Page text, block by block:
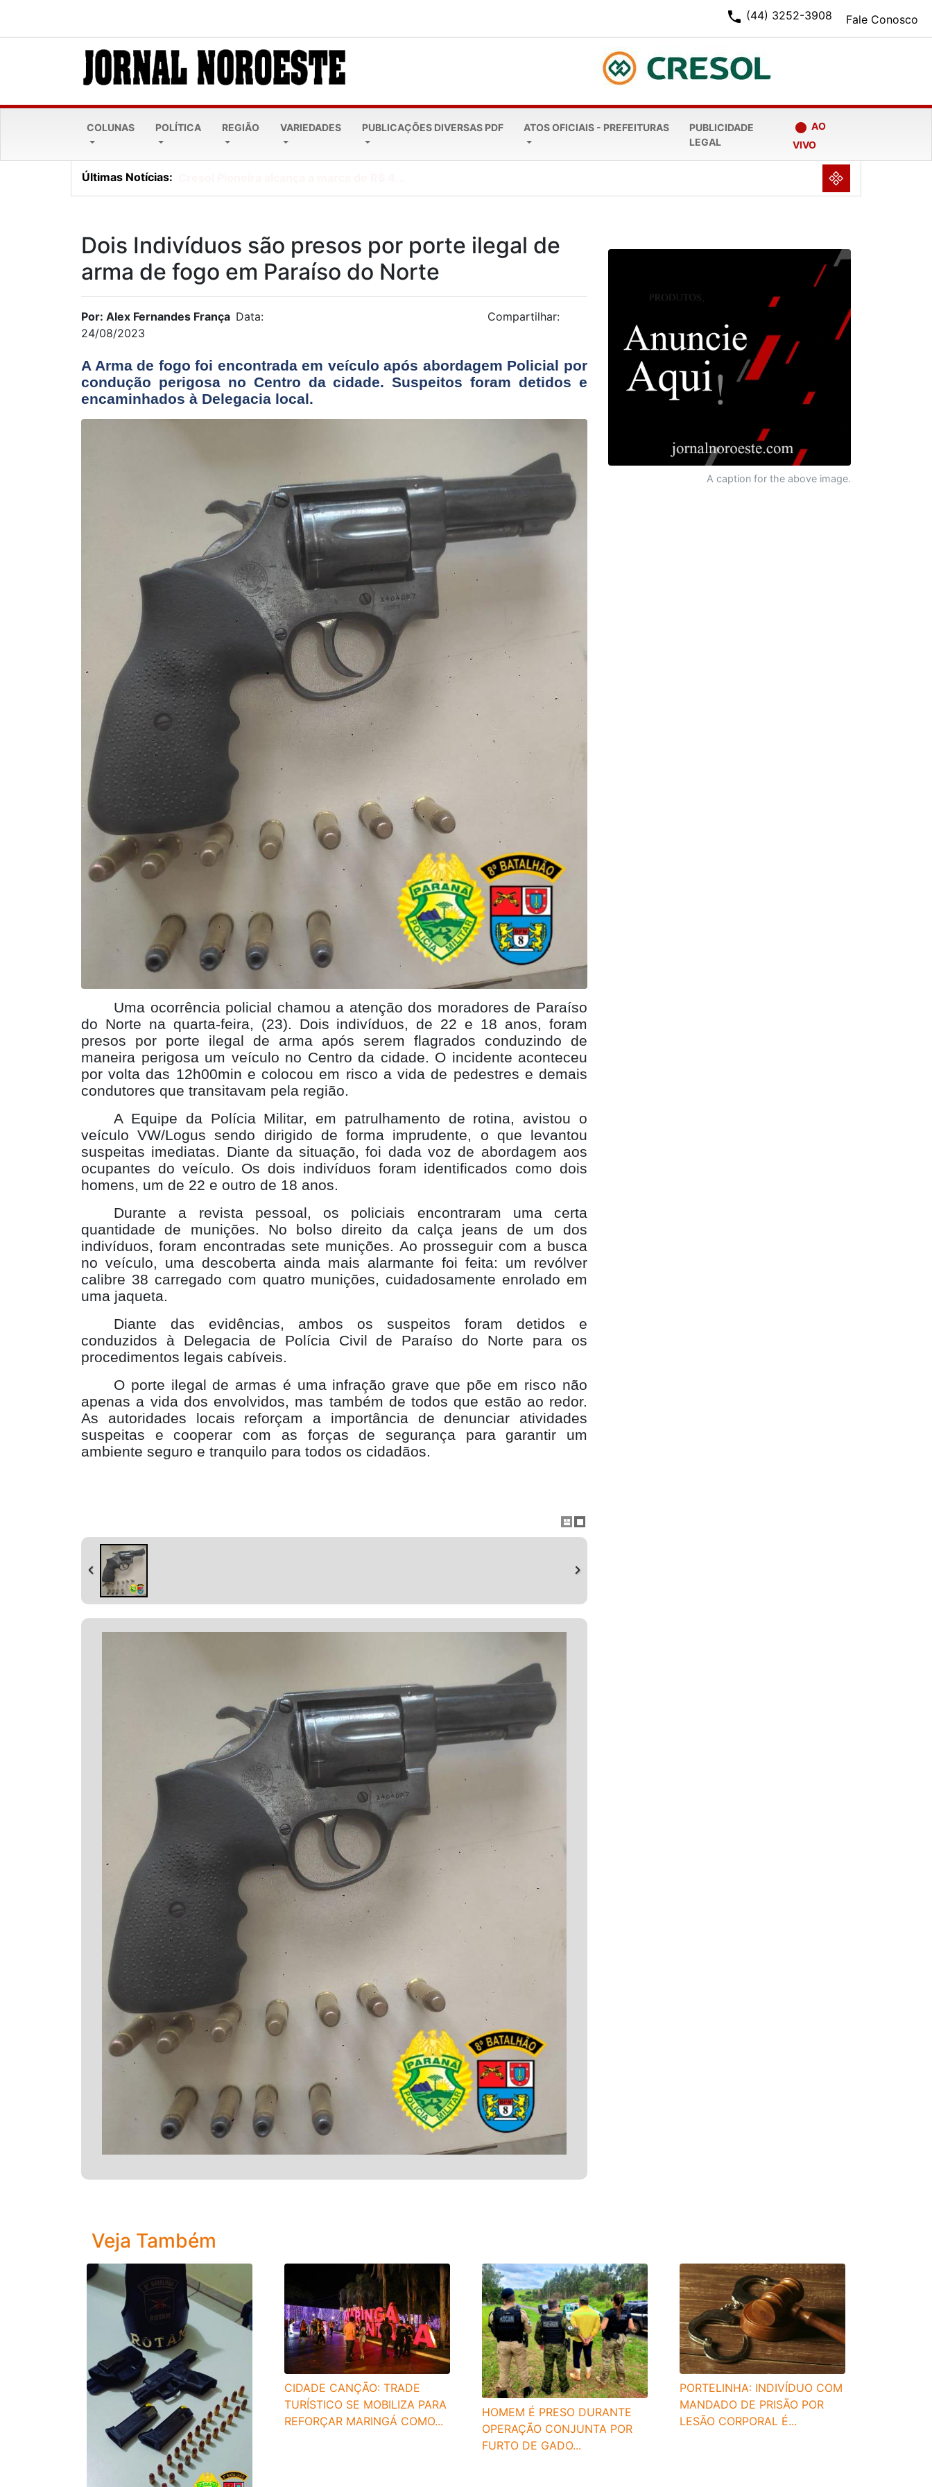
Fale Conosco
phone (44) 3252-3908
COLUNAS POLÍTICA REGIÃO VARIEDADES PUBLICAÇÕES DIVERSAS PDF ATOS OFICIAIS - PREFEITURAS
PUBLICIDADE
LEGAL
fiber_manual_record AO
VIVO
Últimas Notícias: NULL
Dois Indivíduos são presos por porte ilegal de
arma de fogo em Paraíso do Norte
Por: Alex Fernandes França Data:
24/08/2023
Compartilhar:
A Arma de fogo foi encontrada em veículo após abordagem Policial por
condução perigosa no Centro da cidade. Suspeitos foram detidos e
encaminhados à Delegacia local.
Uma ocorrência policial chamou a atenção dos moradores de Paraíso
do Norte na quarta-feira, (23). Dois indivíduos, de 22 e 18 anos, foram
presos por porte ilegal de arma após serem flagrados conduzindo de
maneira perigosa um veículo no Centro da cidade. O incidente aconteceu
por volta das 12h00min e colocou em risco a vida de pedestres e demais
condutores que transitavam pela região.
A Equipe da Polícia Militar, em patrulhamento de rotina, avistou o
veículo VW/Logus sendo dirigido de forma imprudente, o que levantou
suspeitas imediatas. Diante da situação, foi dada voz de abordagem aos
ocupantes do veículo. Os dois indivíduos foram identificados como dois
homens, um de 22 e outro de 18 anos.
Durante a revista pessoal, os policiais encontraram uma certa
quantidade de munições. No bolso direito da calça jeans de um dos
indivíduos, foram encontradas sete munições. Ao prosseguir com a busca
no veículo, uma descoberta ainda mais alarmante foi feita: um revólver
calibre 38 carregado com quatro munições, cuidadosamente enrolado em
uma jaqueta.
Diante das evidências, ambos os suspeitos foram detidos e
conduzidos à Delegacia de Polícia Civil de Paraíso do Norte para os
procedimentos legais cabíveis.
O porte ilegal de armas é uma infração grave que põe em risco não
apenas a vida dos envolvidos, mas também de todos que estão ao redor.
As autoridades locais reforçam a importância de denunciar atividades
suspeitas e cooperar com as forças de segurança para garantir um
ambiente seguro e tranquilo para todos os cidadãos.
A caption for the above image.
Veja Também
CIDADE CANÇÃO: TRADE
TURÍSTICO SE MOBILIZA PARA
REFORÇAR MARINGÁ COMO...
HOMEM É PRESO DURANTE
OPERAÇÃO CONJUNTA POR
FURTO DE GADO...
PORTELINHA: INDIVÍDUO COM
MANDADO DE PRISÃO POR
LESÃO CORPORAL É...